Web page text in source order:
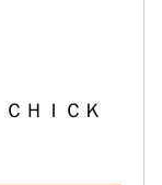
ＨＩＣＫ